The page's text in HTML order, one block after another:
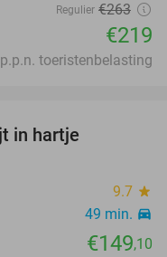
Regulier €263
€219
toeristenbelasting
in hartje
9.7 star
49 min. directions_car
€149,10